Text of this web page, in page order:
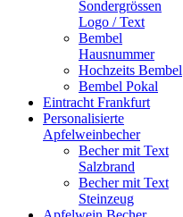
Sondergrössen
Logo / Text
Bembel
Hausnummer
Hochzeits Bembel
Bembel Pokal
Eintracht Frankfurt
Personalisierte
Apfelweinbecher
Becher mit Text
Salzbrand
Becher mit Text
Steinzeug